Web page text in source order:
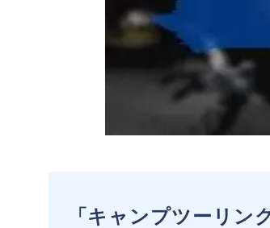
「キャンプツーリン